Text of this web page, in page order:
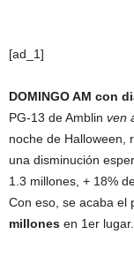
[ad_1]
DOMINGO AM con
PG-13 de Amblin ven
noche de Halloween,
una disminución
1.3 millones, + 18%
Con eso, se acaba el
millones en 1er lugar.